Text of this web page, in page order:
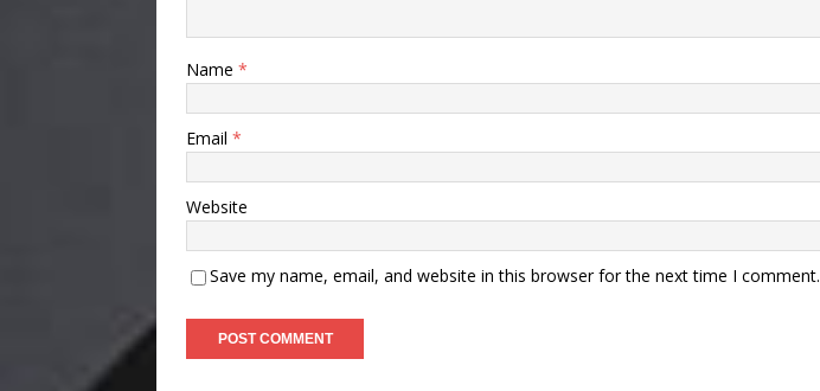
Name *
Email *
Website
Save my name, email, and website in this browser for the next time I comment.